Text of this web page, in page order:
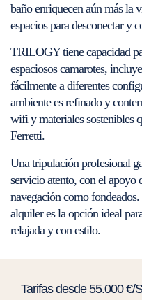
baño enriquecen aún más la
espacios para desconectar y
TRILOGY tiene capacidad
espaciosos camarotes,
fácilmente a diferentes
ambiente es refinado y
wifi y materiales sostenibles
Ferretti.
Una tripulación profesional
servicio atento, con el apoyo
navegación como
alquiler es la opción ideal
relajada y con estilo.
Tarifas desde 55.000 €/